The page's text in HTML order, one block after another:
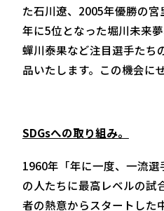
た石川遼、2005年優勝の
年に5位となった堀川未来
蟬川泰果など注目選手たち
品いたします。この機会に
SDGsへの取り組み。
1960年「年に一度、一流
の人たちに最高レベルの試
者の熱意からスタートした